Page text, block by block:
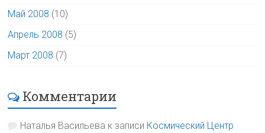
Май 2008 (10)
Апрель 2008 (5)
Март 2008 (7)
Комментарии
Наталья Васильева к записи Космический Центр